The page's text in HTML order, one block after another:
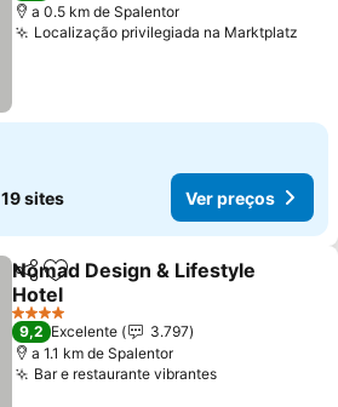
a 0.5 km de Spalentor
Localização privilegiada na Marktplatz
19 sites Ver preços
PartilharAdicionar aos favoritos
Nomad Design & Lifestyle
Hotel
4 Estrelas
9,2 Excelente
3.797
a 1.1 km de Spalentor
Bar e restaurante vibrantes